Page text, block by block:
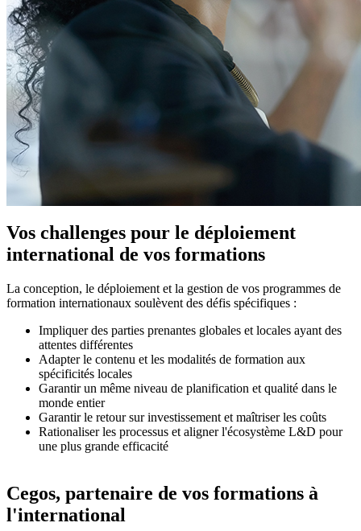
Vos challenges pour le déploiement
international de vos formations
La conception, le déploiement et la gestion de vos programmes de
formation internationaux soulèvent des défis spécifiques :
Impliquer des parties prenantes globales et locales ayant des
attentes différentes
Adapter le contenu et les modalités de formation aux
spécificités locales
Garantir un même niveau de planification et qualité dans le
monde entier
Garantir le retour sur investissement et maîtriser les coûts
Rationaliser les processus et aligner l'écosystème L&D pour
une plus grande efficacité
Cegos, partenaire de vos formations à
l'international